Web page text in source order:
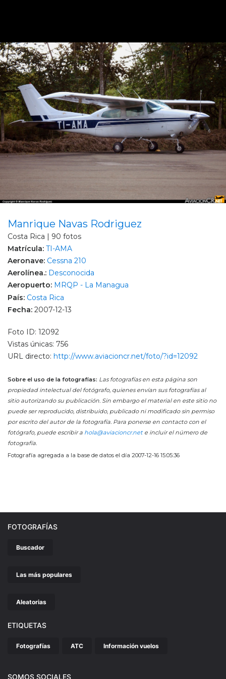
Manrique Navas Rodriguez
Costa Rica | 90 fotos
Matrícula: TI-AMA
Aeronave: Cessna 210
Aerolínea.: Desconocida
Aeropuerto: MRQP - La Managua
País: Costa Rica
Fecha: 2007-12-13
Foto ID: 12092
Vistas únicas: 756
URL directo: http://www.aviacioncr.net/foto/?id=12092
Sobre el uso de la fotografías: Las fotografías en esta página son
propiedad intelectual del fotógrafo, quienes envían sus fotografías al
sitio autorizando su publicación. Sin embargo el material en este sitio no
puede ser reproducido, distribuido, publicado ni modificado sin permiso
por escrito del autor de la fotografía. Para ponerse en contacto con el
fotógrafo, puede escribir a hola@aviacioncr.nete incluir el número de
fotografía.
Fotografía agregada a la base de datos el día 2007-12-16 15:05:36
FOTOGRAFÍAS
Buscador
Las más populares
Aleatorias
ETIQUETAS
Fotografías ATC Información vuelos
SOMOS SOCIALES